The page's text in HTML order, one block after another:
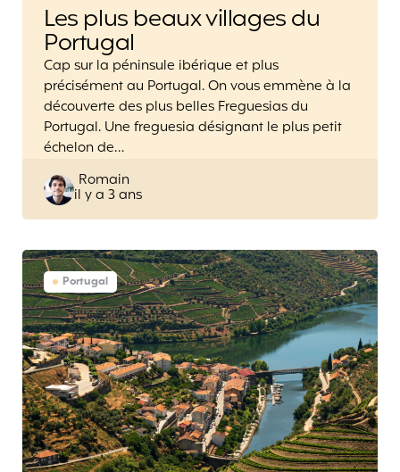
Les plus beaux villages du
Portugal
Cap sur la péninsule ibérique et plus
précisément au Portugal. On vous emmène à la
découverte des plus belles Freguesias du
Portugal. Une freguesia désignant le plus petit
échelon de…
Posted
by
Romain
il y a 3 ans
Portugal